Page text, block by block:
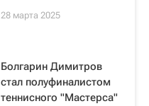
28 марта 2025
Болгарин Димитров
стал полуфиналистом
теннисного "Мастерса"